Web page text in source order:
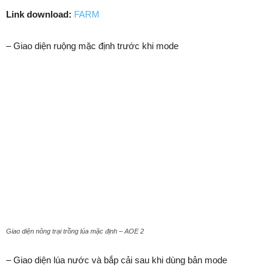
Link download: FARM
– Giao diện ruộng mặc định trước khi mode
Giao diện nông trại trồng lúa mặc định – AOE 2
– Giao diện lúa nước và bắp cải sau khi dùng bản mode